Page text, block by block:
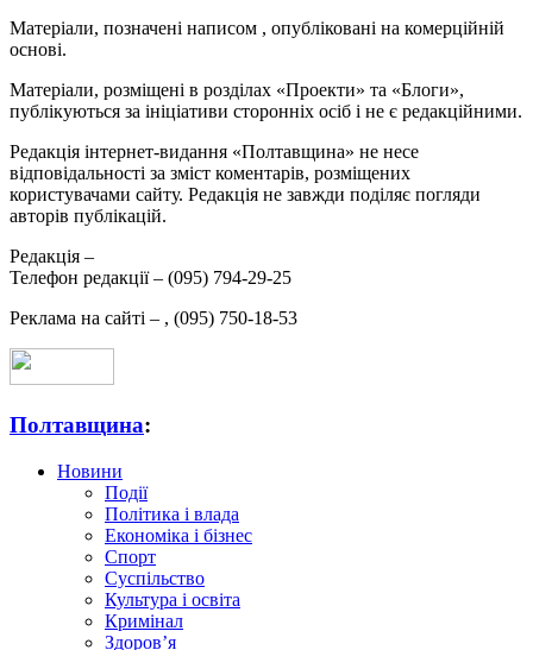
Матеріали, позначені написом , опубліковані на комерційній
основі.
Матеріали, розміщені в розділах «Проекти» та «Блоги»,
публікуються за ініціативи сторонніх осіб і не є редакційними.
Редакція інтернет-видання «Полтавщина» не несе
відповідальності за зміст коментарів, розміщених
користувачами сайту. Редакція не завжди поділяє погляди
авторів публікацій.
Редакція –
Телефон редакції – (095) 794-29-25
Реклама на сайті – , (095) 750-18-53
Полтавщина:
Новини
Події
Політика і влада
Економіка і бізнес
Спорт
Суспільство
Культура і освіта
Кримінал
Здоров’я